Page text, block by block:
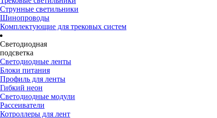
Струнные светильники
Шинопроводы
Комплектующие для трековых систем
Светодиодная
подсветка
Светодиодные ленты
Блоки питания
Профиль для ленты
Гибкий неон
Светодиодные модули
Рассеиватели
Котроллеры для лент